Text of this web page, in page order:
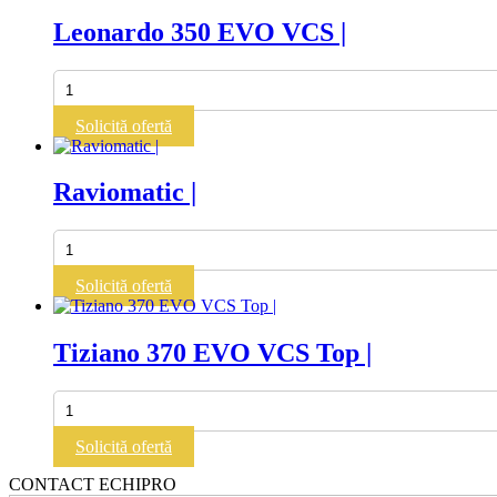
Leonardo 350 EVO VCS |
Cantitate
Leonardo
350
EVO
VCS
Solicită ofertă
Raviomatic |
Cantitate
Raviomatic
Solicită ofertă
Tiziano 370 EVO VCS Top |
Cantitate
Tiziano
370
EVO
VCS
Solicită ofertă
CONTACT ECHIPRO